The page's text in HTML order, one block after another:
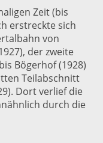
Zeit (bis
erstreckte sich
von
der zweite
Bögerhof (1928)
Teilabschnitt
Dort verlief die
durch die